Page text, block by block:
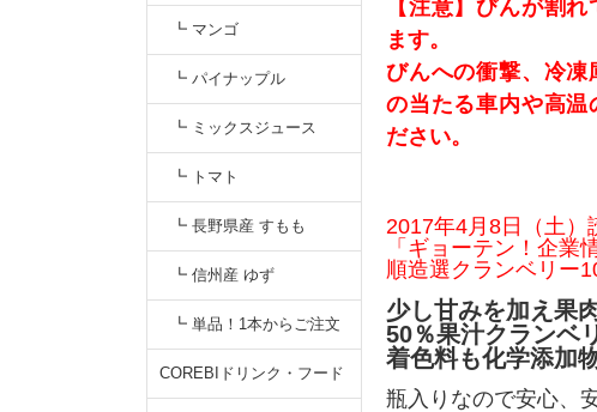
┗ マンゴ
┗ パイナップル
┗ ミックスジュース
┗ トマト
┗ 長野県産 すもも
┗ 信州産 ゆず
┗ 単品！1本からご注文
COREBIドリンク・フード
【注意】びんが割
ます。
びんへの衝撃、冷凍
の当たる車内や高温
ださい。
2017年4月8日（土）
「ギョーテン！企業
順造選クランベリー
少し甘みを加え果
50％果汁クランベ
着色料も化学添加
瓶入りなので安心、